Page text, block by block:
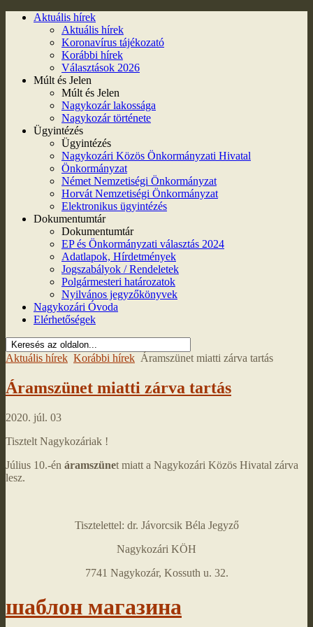
Aktuális hírek
Aktuális hírek
Koronavírus tájékozató
Korábbi hírek
Választások 2026
Múlt és Jelen
Múlt és Jelen
Nagykozár lakossága
Nagykozár története
Ügyintézés
Ügyintézés
Nagykozári Közös Önkormányzati Hivatal
Önkormányzat
Német Nemzetiségi Önkormányzat
Horvát Nemzetiségi Önkormányzat
Elektronikus ügyintézés
Dokumentumtár
Dokumentumtár
EP és Önkormányzati választás 2024
Adatlapok, Hírdetmények
Jogszabályok / Rendeletek
Polgármesteri határozatok
Nyilvános jegyzőkönyvek
Nagykozári Óvoda
Elérhetőségek
Aktuális hírek Korábbi hírek Áramszünet miatti zárva tartás
Áramszünet miatti zárva tartás
2020. júl. 03
Tisztelt Nagykozáriak !
Július 10.-én áramszünet miatt a Nagykozári Közös Hivatal zárva
lesz.
Tisztelettel: dr. Jávorcsik Béla Jegyző
Nagykozári KÖH
7741 Nagykozár, Kossuth u. 32.
шаблон магазина